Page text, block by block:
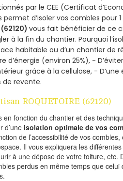
par le CEE (Certificat
permet d’isoler vos combles
(62120)vous fait bénéficier de ce
à la fin du chantier. Pourquoi
habitable ou d’un chantier
d’énergie (environ 25%), -
grâce à la cellulose, -
de revente.
ROQUETOIRE (62120)
en fonction du chantier et des
d’une isolation optimale de vos
de l’accessibilité de vos
Il vous expliquera les
à une dépose de votre toiture, etc.
perdus en même temps que